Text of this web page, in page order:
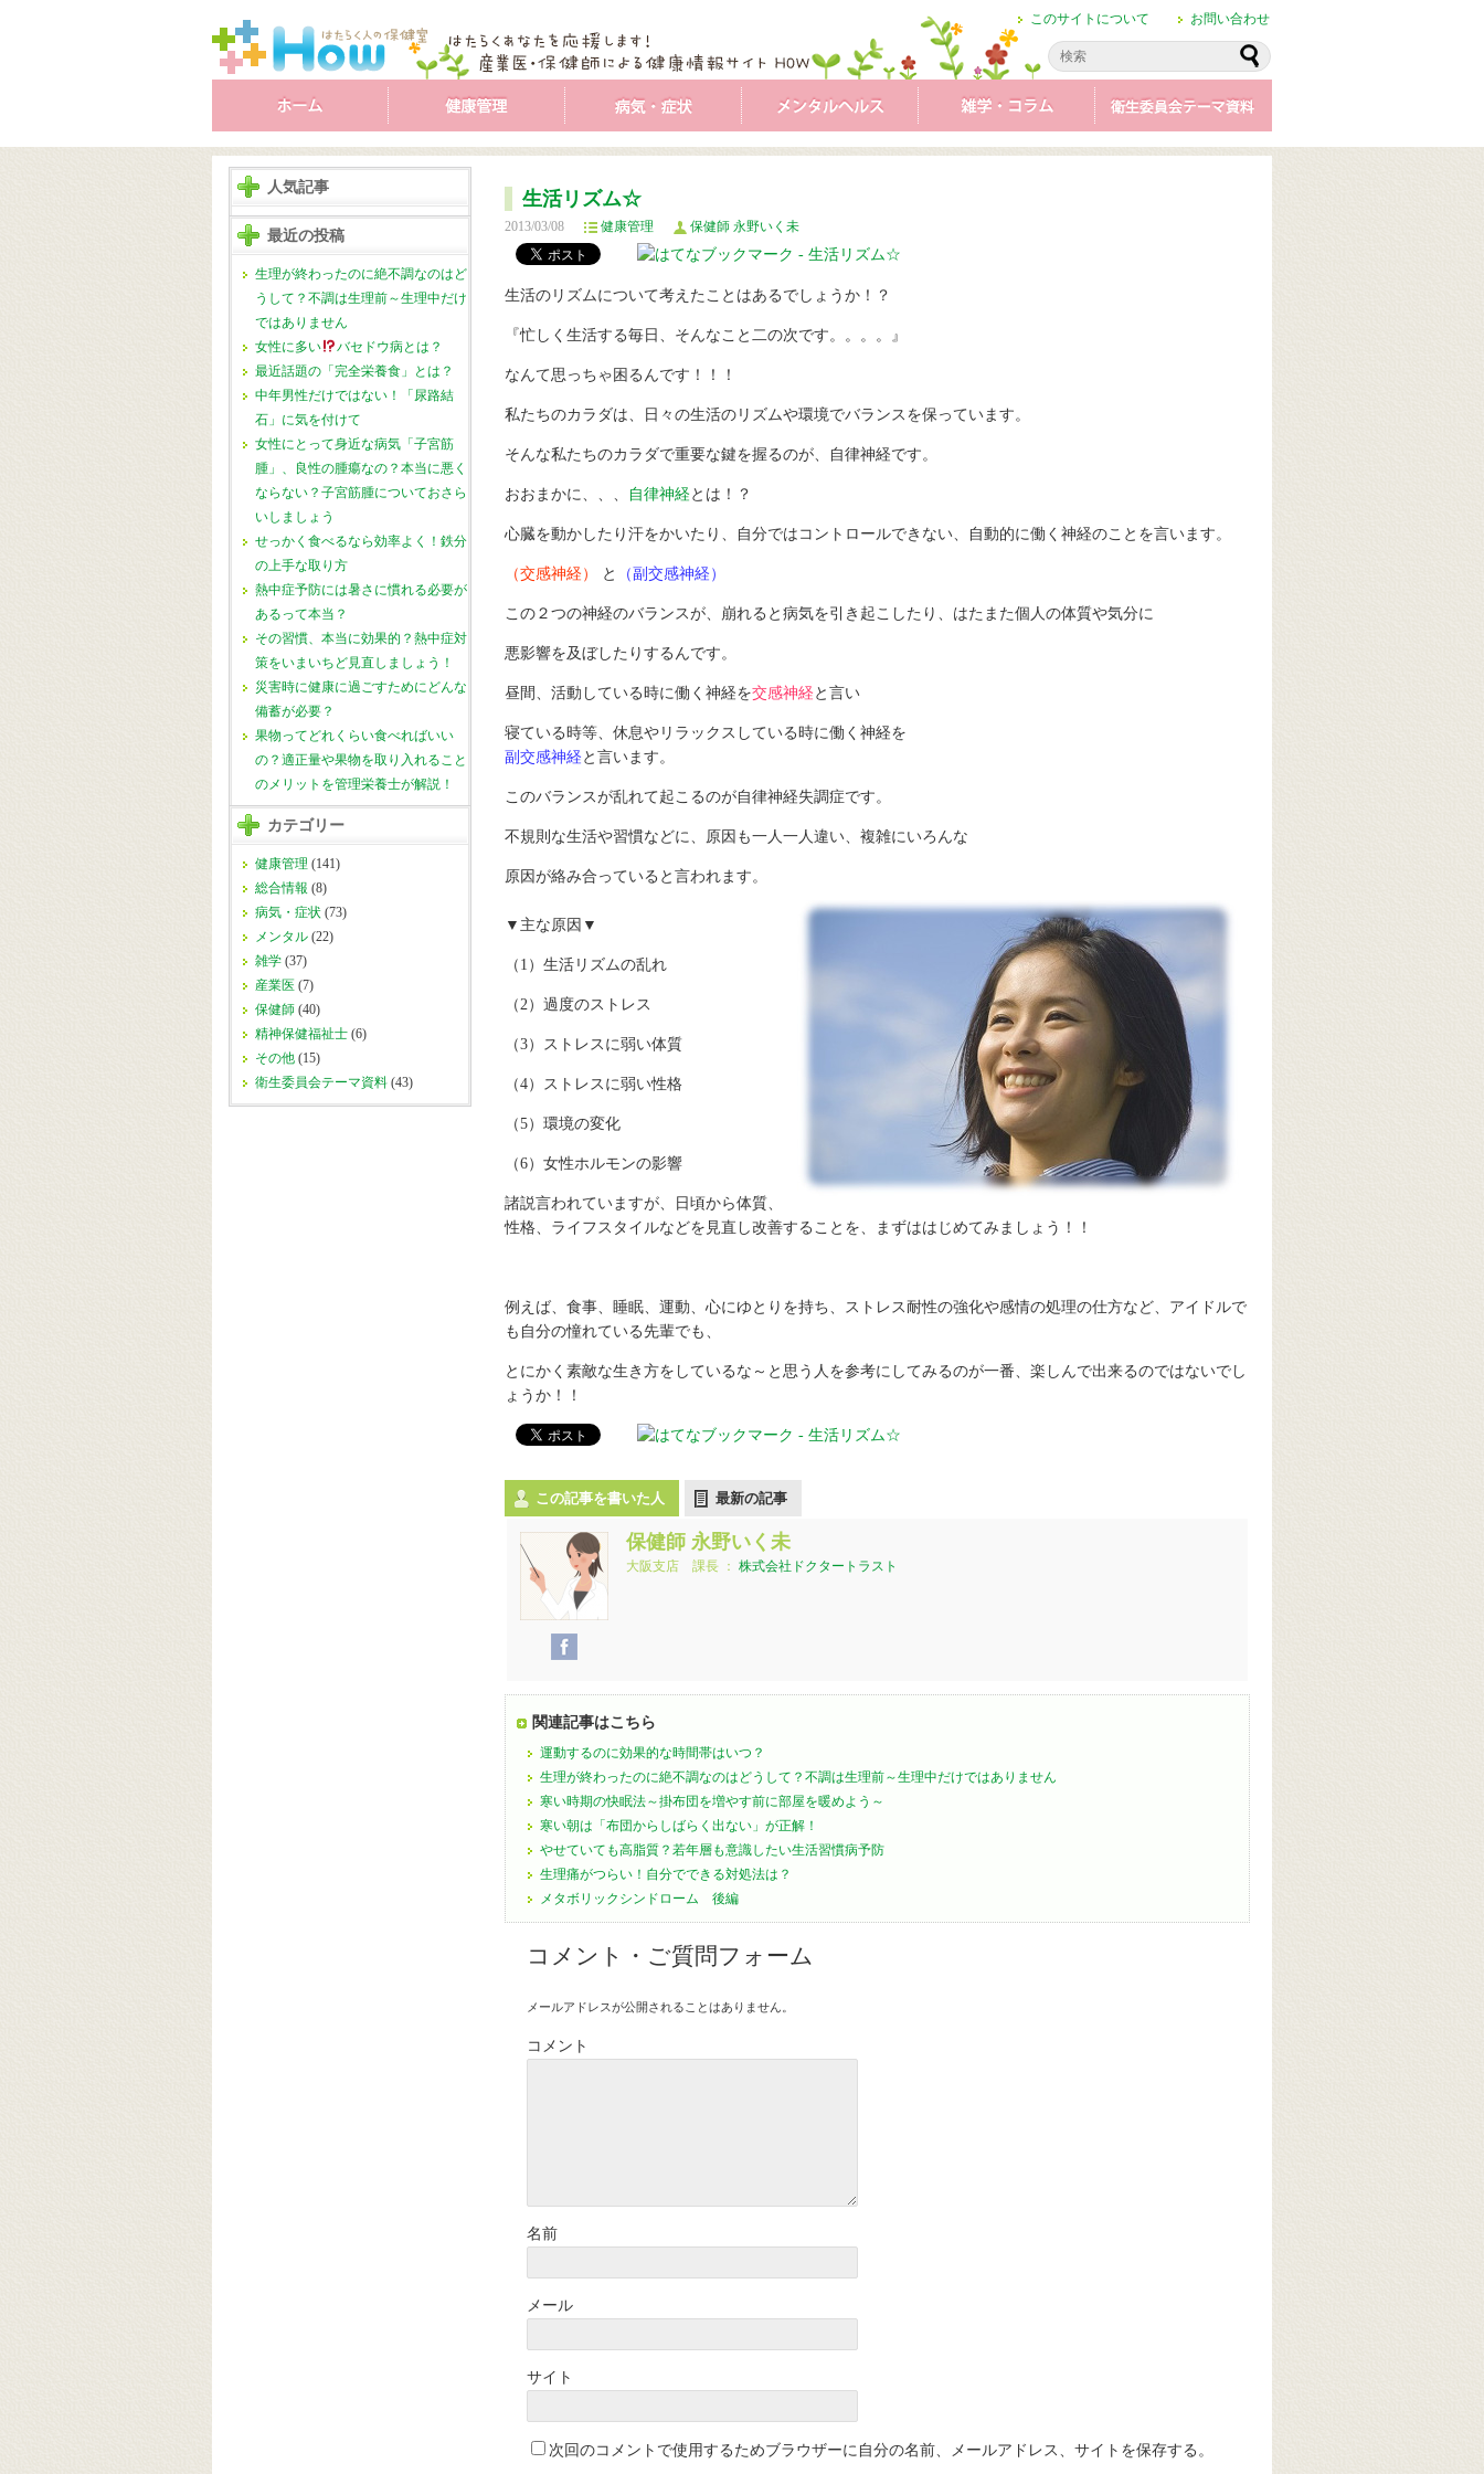
お問い合わせ
このサイトについて
人気記事
最近の投稿
生理が終わったのに絶不調なのはど
うして？不調は生理前～生理中だけ
ではありません
女性に多い
バセドウ病とは？
最近話題の「完全栄養食」とは？
中年男性だけではない！「尿路結
石」に気を付けて
女性にとって身近な病気「子宮筋
腫」、良性の腫瘍なの？本当に悪く
ならない？子宮筋腫についておさら
いしましょう
せっかく食べるなら効率よく！鉄分
の上手な取り方
熱中症予防には暑さに慣れる必要が
あるって本当？
その習慣、本当に効果的？熱中症対
策をいまいちど見直しましょう！
災害時に健康に過ごすためにどんな
備蓄が必要？
果物ってどれくらい食べればいい
の？適正量や果物を取り入れること
のメリットを管理栄養士が解説！
カテゴリー
健康管理 (141)
総合情報 (8)
病気・症状 (73)
メンタル (22)
雑学 (37)
産業医 (7)
保健師 (40)
精神保健福祉士 (6)
その他 (15)
衛生委員会テーマ資料 (43)
生活リズム☆
2013/03/08 健康管理 保健師 永野いく未
生活のリズムについて考えたことはあるでしょうか！？
『忙しく生活する毎日、そんなこと二の次です。。。。』
なんて思っちゃ困るんです！！！
私たちのカラダは、日々の生活のリズムや環境でバランスを保っています。
そんな私たちのカラダで重要な鍵を握るのが、自律神経です。
おおまかに、、、 自律神経とは！？
心臓を動かしたり汗をかいたり、自分ではコントロールできない、自動的に働く神経のことを言います。
（交感神経） と （副交感神経）
この２つの神経のバランスが、崩れると病気を引き起こしたり、はたまた個人の体質や気分に
悪影響を及ぼしたりするんです。
昼間、活動している時に働く神経を交感神経 と言い
寝ている時等、休息やリラックスしている時に働く神経を
副交感神経 と言います。
このバランスが乱れて起こるのが自律神経失調症です。
不規則な生活や習慣などに、原因も一人一人違い、複雑にいろんな
原因が絡み合っていると言われます。
▼主な原因▼
（1）生活リズムの乱れ
（2）過度のストレス
（3）ストレスに弱い体質
（4）ストレスに弱い性格
（5）環境の変化
（6）女性ホルモンの影響
諸説言われていますが、日頃から体質、
性格、ライフスタイルなどを見直し改善することを、まずははじめてみましょう！！
例えば、食事、睡眠、運動、心にゆとりを持ち、ストレス耐性の強化や感情の処理の仕方など、アイドルで
も自分の憧れている先輩でも、
とにかく素敵な生き方をしているな～と思う人を参考にしてみるのが一番、楽しんで出来るのではないでし
ょうか！！
この記事を書いた人 最新の記事
保健師 永野いく未
大阪支店 課長 ： 株式会社ドクタートラスト
関連記事はこちら
運動するのに効果的な時間帯はいつ？
生理が終わったのに絶不調なのはどうして？不調は生理前～生理中だけではありません
寒い時期の快眠法～掛布団を増やす前に部屋を暖めよう～
寒い朝は「布団からしばらく出ない」が正解！
やせていても高脂質？若年層も意識したい生活習慣病予防
生理痛がつらい！自分でできる対処法は？
メタボリックシンドローム 後編
コメント・ご質問フォーム
メールアドレスが公開されることはありません。
コメント
名前
メール
サイト
次回のコメントで使用するためブラウザーに自分の名前、メールアドレス、サイトを保存する。